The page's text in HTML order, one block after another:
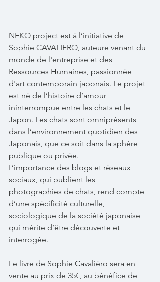
NEKO project est à l’initiative de
Sophie CAVALIERO, auteure venant du
monde de l'entreprise et des
Ressources Humaines, passionnée
d'art contemporain japonais. Le projet
est né de l’histoire d’amour
ininterrompue entre les chats et le
Japon. Les chats sont omniprésents
dans l’environnement quotidien des
Japonais, que ce soit dans la sphère
publique ou privée.
L’importance des blogs et réseaux
sociaux, qui publient les
photographies de chats, rend compte
d’une spécificité culturelle,
sociologique de la société japonaise
qui mérite d’être découverte et
interrogée.
Le livre de Sophie Cavaliéro sera en
vente au prix de 35€, au bénéfice de